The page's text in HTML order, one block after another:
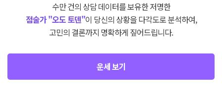
수만 건의 상담 데이터를 보유한 저명한
점술가 "오도 토덴"이 당신의 상황을 다각도로 분석하여,
고민의 결론까지 명확하게 짚어드립니다.
운세 보기